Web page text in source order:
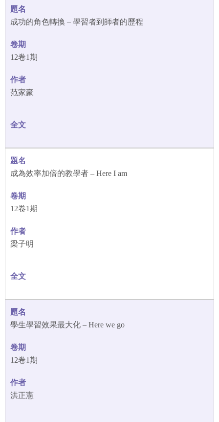
成功的角色轉換 – 學習者到師者的歷程
12卷1期
范家豪
成為效率加倍的教學者 – Here I am
12卷1期
梁子明
學生學習效果最大化 – Here we go
12卷1期
洪正憲